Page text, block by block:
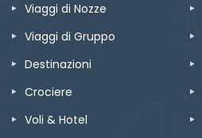
Viaggi di Nozze
Viaggi di Gruppo
Destinazioni
Crociere
Voli & Hotel